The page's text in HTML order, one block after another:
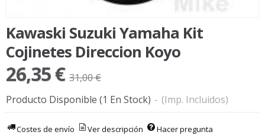
Kawaski Suzuki Yamaha Kit
Cojinetes Direccion Koyo
26,35 € 31,00 €
Producto Disponible (1 En Stock) - (Imp. Incluidos)
Costes de envío Ver descripción Hacer pregunta